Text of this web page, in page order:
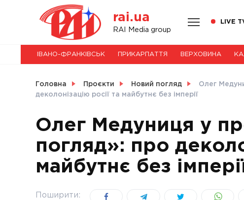
rai.ua
RAI Media group
LIVE
НОВИНИ
СВІТ
УКРАЇНА
ІВАНО-ФРАНКІВСЬК ПРИКАРПАТТЯ ВЕРХОВИНА
Головна Проєкти Новий погляд
Олег
деколонізацію росії та майбутнє без імперії
Олег Медуниця у
погляд»: про
майбутнє без
Поширити: